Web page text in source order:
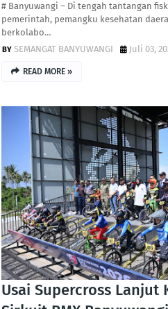
# Banyuwangi – Di tengah tantangan
pemerintah, pemangku kesehatan
berkolabo…
SEMANGAT BANYUWANGI
Juli 03,
READ MORE »
Usai Supercross Lanjut